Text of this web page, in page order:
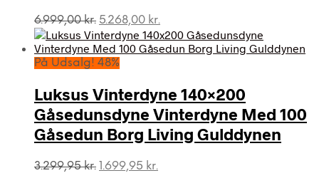
6.999,00kr. Den
oprindelige
pris
var:
5.268,00 kr.
aktuelle
pris
På Udsalg! 48%
Luksus Vinterdyne 140×200
Gåsedunsdyne Vinterdyne Med 100
Gåsedun Borg Living Gulddynen
3.299,95kr. Den
1.699,95 kr.